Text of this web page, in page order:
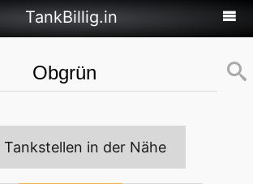
TankBillig.in
Tankstellen in der Nähe